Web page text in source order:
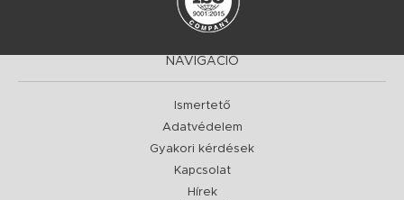
NAVIGÁCIÓ
Ismertető
Adatvédelem
Gyakori kérdések
Kapcsolat
Hírek